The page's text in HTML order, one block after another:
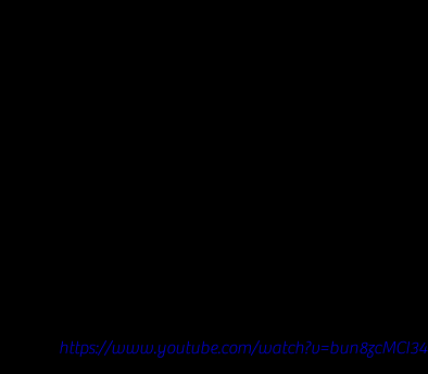
https://www.youtube.com/watch?v=bun8zcMCI34